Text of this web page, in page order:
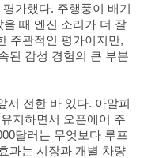
가했다. 주행풍이 배기
때 엔진 소리가 더 잘
주관적인 평가이지만,
된 감성 경험의 큰 부분
서 전한 바 있다. 아말피
지하면서 오픈에어 주
달러는 무엇보다 루프
과는 시장과 개별 차량